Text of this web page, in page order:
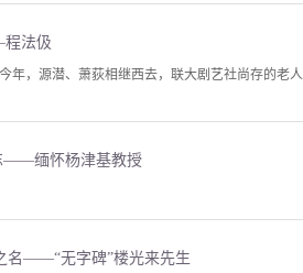
法伋
年，源潜、萧荻相继西去，联大剧艺社尚存的老
——缅怀杨津基教授
名——“无字碑”楼光来先生